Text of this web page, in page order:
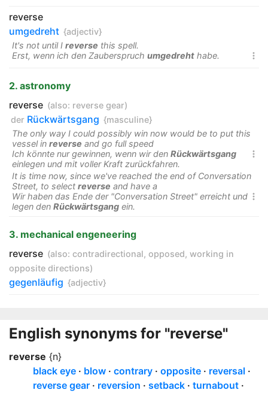
reverse
umgedreht {adjectiv}
It's not until I reverse this spell.

Erst, wenn ich den Zauberspruch umgedreht habe.
2. astronomy
reverse (also: reverse gear)
der Rückwärtsgang {masculine}
The only way I could possibly win now would be to put this
vessel in reverse and go full speed

Ich könnte nur gewinnen, wenn wir den Rückwärtsgang
einlegen und mit voller Kraft zurückfahren.
It is time now, since we've reached the end of Conversation
Street, to select reverse and have a

Wir haben das Ende der "Conversation Street" erreicht und
legen den Rückwärtsgang ein.
3. mechanical engeneering
reverse (also: contradirectional, opposed, working in
opposite directions)
gegenläufig {adjectiv}
English synonyms for "reverse"
reverse {n}
black eye
blow contrary opposite
reversal
reverse gear
reversion setback
turnabout